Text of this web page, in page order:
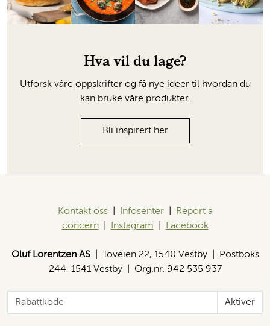
Hva vil du lage?
Utforsk våre oppskrifter og få nye ideer til hvordan du
kan bruke våre produkter.
Bli inspirert her
Kontakt oss| Infosenter| Report a
concern| Instagram Facebook
Oluf Lorentzen AS| Toveien 22, 1540 Vestby | Postboks
244, 1541 Vestby | Org.nr. 942 535 937
Aktiver